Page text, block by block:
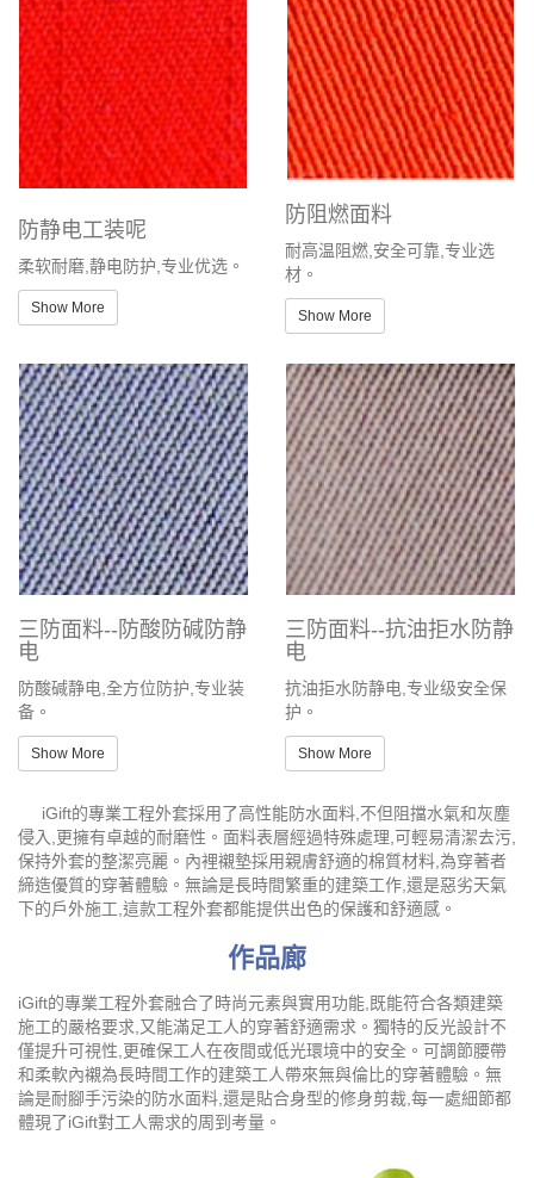
防静电工装呢
柔软耐磨,静电防护,专业优选。
Show More
防阻燃面料
耐高温阻燃,安全可靠,专业选
材。
Show More
三防面料--防酸防碱防静
电
防酸碱静电,全方位防护,专业装
备。
Show More
三防面料--抗油拒水防静
电
抗油拒水防静电,专业级安全保
护。
Show More
iGift的專業工程外套採用了高性能防水面料,不但阻擋水氣和灰塵
侵入,更擁有卓越的耐磨性。面料表層經過特殊處理,可輕易清潔去污,
保持外套的整潔亮麗。內裡襯墊採用親膚舒適的棉質材料,為穿著者
締造優質的穿著體驗。無論是長時間繁重的建築工作,還是惡劣天氣
下的戶外施工,這款工程外套都能提供出色的保護和舒適感。
作品廊
iGift的專業工程外套融合了時尚元素與實用功能,既能符合各類建築
施工的嚴格要求,又能滿足工人的穿著舒適需求。獨特的反光設計不
僅提升可視性,更確保工人在夜間或低光環境中的安全。可調節腰帶
和柔軟內襯為長時間工作的建築工人帶來無與倫比的穿著體驗。無
論是耐腳手污染的防水面料,還是貼合身型的修身剪裁,每一處細節都
體現了iGift對工人需求的周到考量。